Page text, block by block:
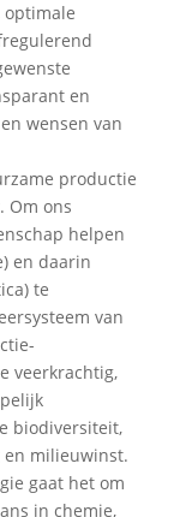
en
wensen van
productie
Om ons
helpen
en daarin
te
van
veerkrachtig,
biodiversiteit,
en milieuwinst.
gaat het om
in chemie,